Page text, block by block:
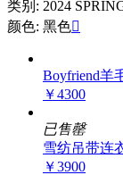
类别: 2024
颜色: 黑色
Boyfriend羊
￥4300
已售罄
雪纺吊带连
￥3900